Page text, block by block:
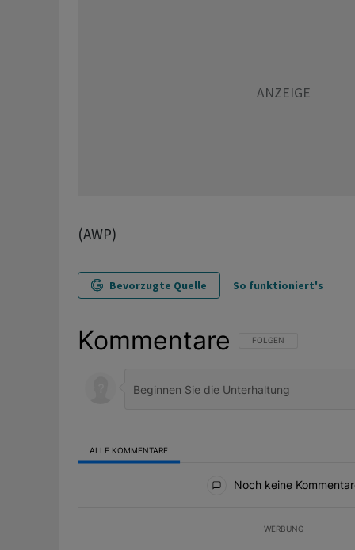
(AWP)
Bevorzugte Quelle So funktioniert's
Kommentare FOLGE DIESER
FOLGEN
ALLE KOMMENTARE
Noch keine
WERBUNG